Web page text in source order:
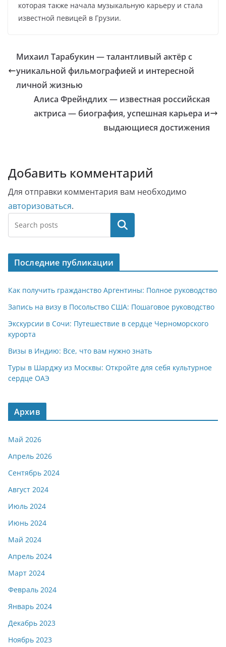
которая также начала музыкальную карьеру и стала
известной певицей в Грузии.
Михаил Тарабукин — талантливый актёр с
уникальной фильмографией и интересной
личной жизнью
Алиса Фрейндлих — известная российская
актриса — биография, успешная карьера и
выдающиеся достижения
Добавить комментарий
Для отправки комментария вам необходимо
авторизоваться.
Поиск
Последние публикации
Как получить гражданство Аргентины: Полное руководство
Запись на визу в Посольство США: Пошаговое руководство
Экскурсии в Сочи: Путешествие в сердце Черноморского
курорта
Визы в Индию: Все, что вам нужно знать
Туры в Шарджу из Москвы: Откройте для себя культурное
сердце ОАЭ
Архив
Май 2026
Апрель 2026
Сентябрь 2024
Август 2024
Июль 2024
Июнь 2024
Май 2024
Апрель 2024
Март 2024
Февраль 2024
Январь 2024
Декабрь 2023
Ноябрь 2023